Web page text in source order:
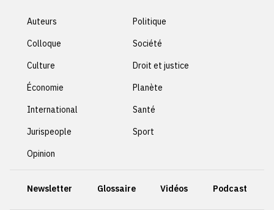
Auteurs
Colloque
Culture
Économie
International
Jurispeople
Opinion
Politique
Société
Droit et justice
Planète
Santé
Sport
Newsletter Glossaire Vidéos Podcast